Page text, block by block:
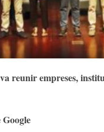
reunir empreses,